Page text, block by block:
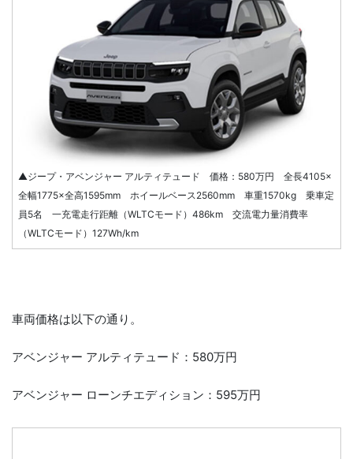
▲ジープ・アベンジャー アルティテュード 価格：580万円 全長4105×
全幅1775×全高1595mm ホイールベース2560mm 車重1570kg 乗車定
員5名 一充電走行距離（WLTCモード）486km 交流電力量消費率
（WLTCモード）127Wh/km
車両価格は以下の通り。
アベンジャー アルティテュード：580万円
アベンジャー ローンチエディション：595万円